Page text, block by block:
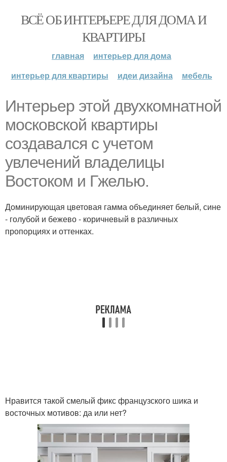
ВСЁ ОБ ИНТЕРЬЕРЕ ДЛЯ ДОМА И
КВАРТИРЫ
главная
интерьер для дома
интерьер для квартиры
идеи дизайна мебель
Интерьер этой двухкомнатной
московской квартиры
создавался с учетом
увлечений владелицы
Востоком и Гжелью.
Доминирующая цветовая гамма объединяет белый, сине
- голубой и бежево - коричневый в различных
пропорциях и оттенках.
Нравится такой смелый фикс французского шика и
восточных мотивов: да или нет?